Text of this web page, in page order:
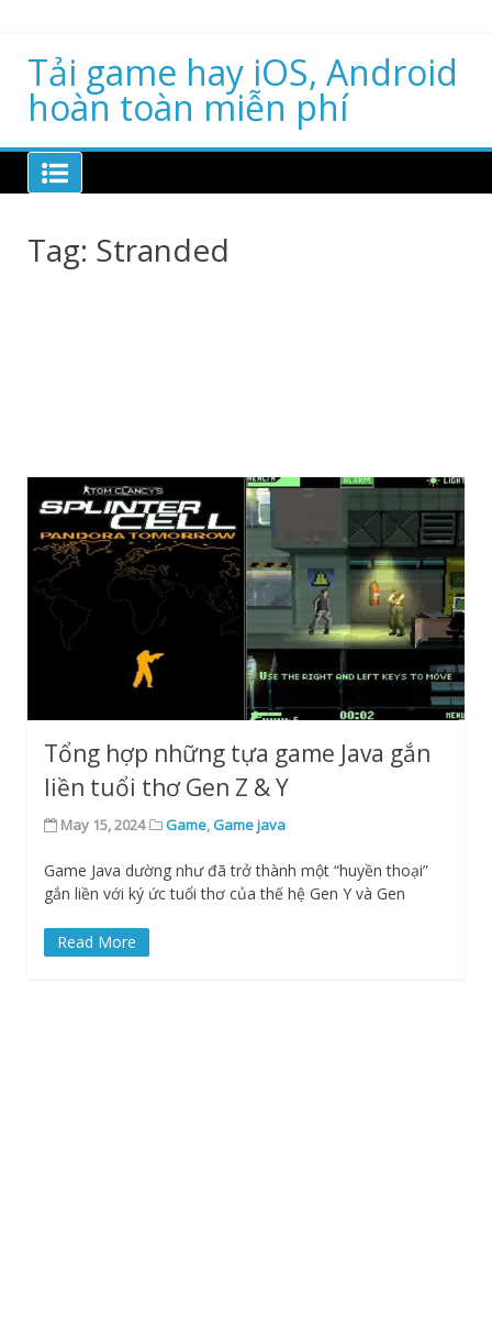
contentTải game hay iOS, Android
hoàn toàn miễn phí
Tag: Stranded
Tổng hợp những tựa game Java gắn
liền tuổi thơ Gen Z & Y
May 15, 2024 Game,Game java
Game Java dường như đã trở thành một “huyền thoại”
gắn liền với ký ức tuổi thơ của thế hệ Gen Y và Gen
Read More